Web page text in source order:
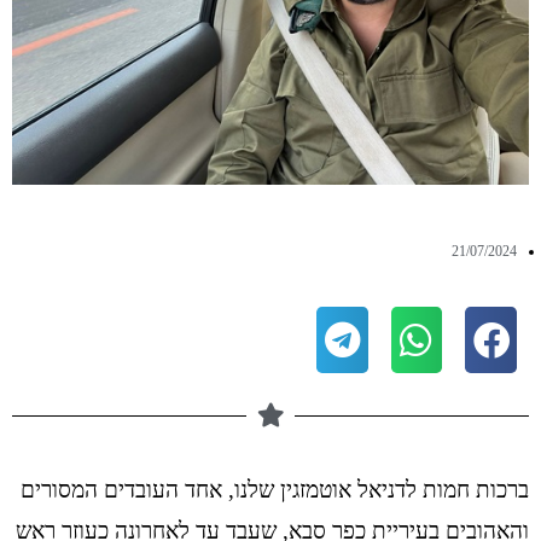
21/07/2024
ברכות חמות לדניאל אוטמזגין שלנו, אחד העובדים המסורים
והאהובים בעיריית כפר סבא, שעבד עד לאחרונה כעוזר ראש